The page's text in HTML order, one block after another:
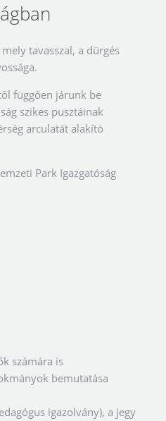
tavasszal, a dürgés
függően járunk be
szikes pusztáinak
arculatát alakító
Park Igazgatóság
számára is
bemutatása
igazolvány), a jegy